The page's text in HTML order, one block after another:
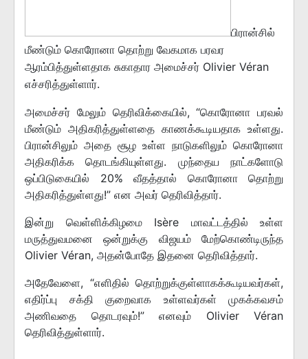
பிரான்சில்
மீண்டும் கொரோனா தொற்று வேகமாக பரவர
ஆரம்பித்துள்ளதாக சுகாதார அமைச்சர் Olivier Véran
எச்சரித்துள்ளார்.
அமைச்சர் மேலும் தெரிவிக்கையில், “கொரோனா பரவல்
மீண்டும் அதிகரித்துள்ளதை காணக்கூடியதாக உள்ளது.
பிரான்சிலும் அதை சூழ உள்ள நாடுகளிலும் கொரோனா
அதிகரிக்க தொடங்கியுள்ளது. முந்தைய நாட்களோடு
ஒப்பிடுகையில் 20% வீதத்தால் கொரோனா தொற்று
அதிகரித்துள்ளது!” என அவர் தெரிவித்தார்.
இன்று வெள்ளிக்கிழமை Isère மாவட்டத்தில் உள்ள
மருத்துவமனை ஒன்றுக்கு விஜயம் மேற்கொண்டிருந்த
Olivier Véran, அதன்போதே இதனை தெரிவித்தார்.
அதேவேளை, “எளிதில் தொற்றுக்குள்ளாகக்கூடியவர்கள்,
எதிர்ப்பு சக்தி குறைவாக உள்ளவர்கள் முகக்கவசம்
அணிவதை தொடரவும்!” எனவும் Olivier Véran
தெரிவித்துள்ளார்.